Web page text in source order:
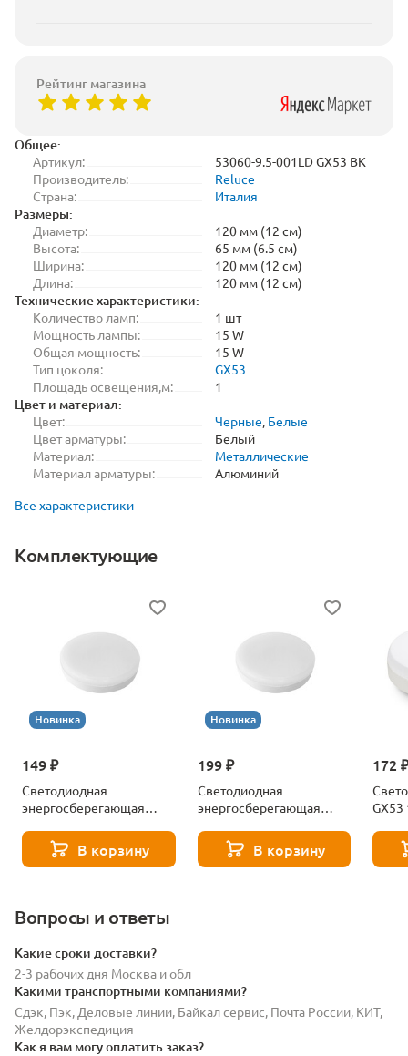
Общее:
Артикул:
53060-9.5-001LD GX53 BK
Производитель:
Reluce
Страна:
Италия
Размеры:
Диаметр:
120 мм (12 см)
Высота:
65 мм (6.5 см)
Ширина:
120 мм (12 см)
Длина:
120 мм (12 см)
Технические характеристики:
Количество ламп:
1 шт
Мощность лампы:
15 W
Общая мощность:
15 W
Тип цоколя:
GX53
Площадь освещения,м:
1
Цвет и материал:
Цвет: Черные, Белые
Цвет арматуры:
Белый
Материал:
Металлические
Материал арматуры:
Алюминий
Все характеристики
Комплектующие
Новинка
149 ₽
Светодиодная
энергосберегающая
4000K Lightstar 943084-
XS
В корзину
Новинка
199 ₽
Светодиодная
энергосберегающая
4000K Lightstar 943124-
XS
В корзину
172
GX53
Вопросы и ответы
Какие сроки доставки?
2-3 рабочих дня Москва и обл
Какими транспортными компаниями?
Сдэк, Пэк, Деловые линии, Байкал сервис, Почта России, КИТ,
Желдорэкспедиция
Как я вам могу оплатить заказ?
Рейтинг магазина